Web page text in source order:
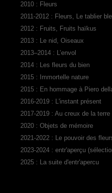
2010 : Fleurs
2011-2012 : Fleurs, Le tablier
2012 : Fruits, Fruits haïkus
2013 : Le nid, Oiseaux
2013–2014 : L’envol
2014 : Les fleurs du bien
2015 : Immortelle nature
2015 : En hommage à Piero
2016-2019 : L'instant présent
2017-2019 : Au creux de la terre
2020 : Objets de mémoire
2021-2022 : Le pouvoir des
2023-2024 : entr'aperçu
2025 : La suite d'entr'apercu